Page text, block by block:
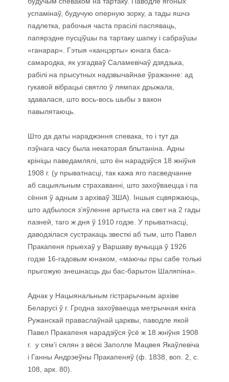
успамінаў, будучую оперную зорку, а тады яшчэ
падлетка, рабочыя часта прасілі паспяваць,
папярэдне пусціўшы па тартаку шапку і сабраўшы
«ганарар». Гэтыя «канцэрты» юнага баса-
самародка, як узгадваў Саламевічаў дзядзька,
рабілі на прысутных надзвычайнае ўражанне: ад
гукавой вібрацыі святло ў лямпах дрыжала,
здавалася, што вось-вось шыбы з вакон
павылятаюць.
Што да даты нараджэння спевака, то і тут да
пэўнага часу была некаторая блытаніна. Адны
крініцы паведамлялі, што ён нарадзіўся 18 жніўня
1908 г. (у прыватнасці, так кажа яго пасведчанне
аб сацыяльным страхаванні, што захоўваецца і па
сёння ў адным з архіваў ЗША). Іншыя сцвяржаюць,
што адбылося з’яўленне артыста на свет на 2 гады
пазней, таго ж дня ў 1910 годзе. У прыватнасці,
даводзілася сустракаць звесткі аб тым, што Павел
Пракапеня прыехаў у Варшаву вучыцца ў 1926
годзе 16-гадовым юнаком, «маючы пры сабе толькі
прыгожую знешнасць ды бас-барытон Шаляпіна».
Аднак у Нацыянальным гістрарычным архіве
Беларусі ў г. Гродна захоўваецца метрычная кніга
Ружанскай праваслаўнай царквы, паводле якой
Павел Пракапеня нарадзіўся ўсё ж 18 жніўня 1908
г. у сям’і сялян з вёскі Заполле Мацвея Якаўлевіча
і Ганны Андрэеўны Пракапеняў (ф. 1838, воп. 2, с.
108, арк. 80).